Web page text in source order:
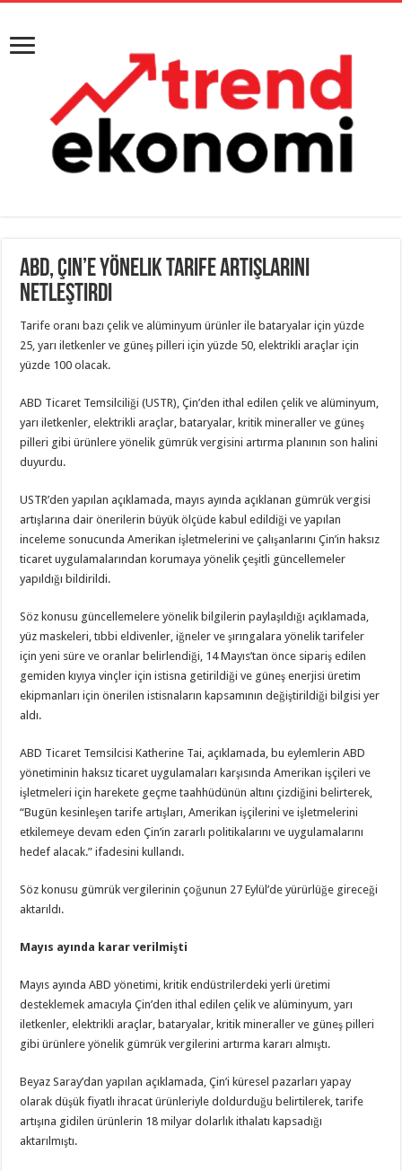
ABD, Çin’e yönelik tarife artışlarını
netleştirdi
Tarife oranı bazı çelik ve alüminyum ürünler ile bataryalar için yüzde
25, yarı iletkenler ve güneş pilleri için yüzde 50, elektrikli araçlar için
yüzde 100 olacak.
ABD Ticaret Temsilciliği (USTR), Çin’den ithal edilen çelik ve alüminyum,
yarı iletkenler, elektrikli araçlar, bataryalar, kritik mineraller ve güneş
pilleri gibi ürünlere yönelik gümrük vergisini artırma planının son halini
duyurdu.
USTR’den yapılan açıklamada, mayıs ayında açıklanan gümrük vergisi
artışlarına dair önerilerin büyük ölçüde kabul edildiği ve yapılan
inceleme sonucunda Amerikan işletmelerini ve çalışanlarını Çin’in haksız
ticaret uygulamalarından korumaya yönelik çeşitli güncellemeler
yapıldığı bildirildi.
Söz konusu güncellemelere yönelik bilgilerin paylaşıldığı açıklamada,
yüz maskeleri, tıbbi eldivenler, iğneler ve şırıngalara yönelik tarifeler
için yeni süre ve oranlar belirlendiği, 14 Mayıs’tan önce sipariş edilen
gemiden kıyıya vinçler için istisna getirildiği ve güneş enerjisi üretim
ekipmanları için önerilen istisnaların kapsamının değiştirildiği bilgisi yer
aldı.
ABD Ticaret Temsilcisi Katherine Tai, açıklamada, ​​​​​​bu eylemlerin ABD
yönetiminin haksız ticaret uygulamaları karşısında Amerikan işçileri ve
işletmeleri için harekete geçme taahhüdünün altını çizdiğini belirterek,
“Bugün kesinleşen tarife artışları, Amerikan işçilerini ve işletmelerini
etkilemeye devam eden Çin’in zararlı politikalarını ve uygulamalarını
hedef alacak.” ifadesini kullandı.
Söz konusu gümrük vergilerinin çoğunun 27 Eylül’de yürürlüğe gireceği
aktarıldı.
Mayıs ayında karar verilmişti
Mayıs ayında ABD yönetimi, kritik endüstrilerdeki yerli üretimi
desteklemek amacıyla Çin’den ithal edilen çelik ve alüminyum, yarı
iletkenler, elektrikli araçlar, bataryalar, kritik mineraller ve güneş pilleri
gibi ürünlere yönelik gümrük vergilerini artırma kararı almıştı.
Beyaz Saray’dan yapılan açıklamada, Çin’i küresel pazarları yapay
olarak düşük fiyatlı ihracat ürünleriyle doldurduğu belirtilerek, tarife
artışına gidilen ürünlerin 18 milyar dolarlık ithalatı kapsadığı
aktarılmıştı.